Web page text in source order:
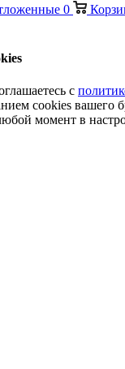
0
с
cookies вашего
момент в